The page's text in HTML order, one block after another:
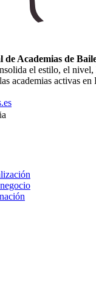
Academias de
el estilo, el nivel,
academias activas en